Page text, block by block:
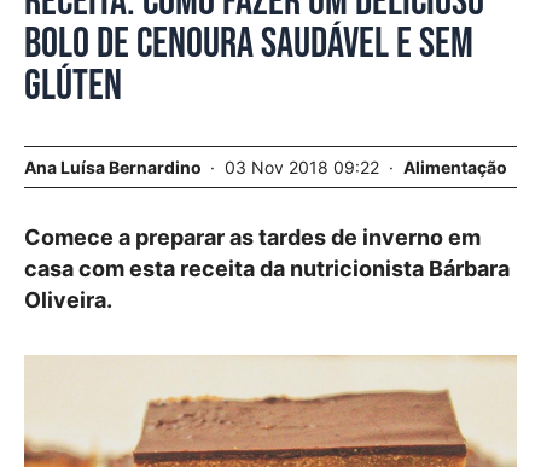
bolo de cenoura saudável e sem
glúten
Ana Luísa Bernardino 03 Nov 2018 09:22 Alimentação
Comece a preparar as tardes de inverno em
casa com esta receita da nutricionista Bárbara
Oliveira.